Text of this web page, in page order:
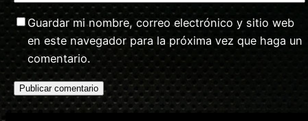
Guardar mi nombre, correo electrónico y sitio web
en este navegador para la próxima vez que haga un
comentario.